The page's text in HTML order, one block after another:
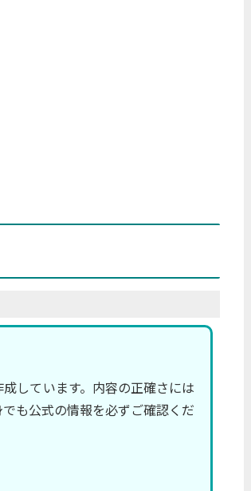
しています。内容の正確さには
も公式の情報を必ずご確認くだ